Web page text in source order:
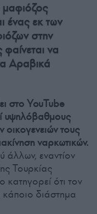
ένας εκ των
στην
να
Αραβικά
στο YouTube
υψηλόβαθμους
οικογενειών τους
ναρκωτικών.
άλλων, εναντίον
Τουρκίας
κατηγορεί ότι τον
διάστημα